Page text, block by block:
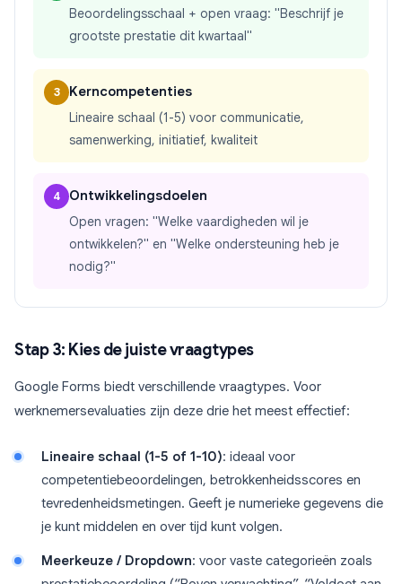
Beoordelingsschaal + open vraag: "Beschrijf je
grootste prestatie dit kwartaal"
3
Kerncompetenties
Lineaire schaal (1-5) voor communicatie,
samenwerking, initiatief, kwaliteit
4
Ontwikkelingsdoelen
Open vragen: "Welke vaardigheden wil je
ontwikkelen?" en "Welke ondersteuning heb je
nodig?"
Stap 3: Kies de juiste vraagtypes
Google Forms biedt verschillende vraagtypes. Voor
werknemersevaluaties zijn deze drie het meest effectief:
Lineaire schaal (1-5 of 1-10): ideaal voor
competentiebeoordelingen, betrokkenheidsscores en
tevredenheidsmetingen. Geeft je numerieke gegevens die
je kunt middelen en over tijd kunt volgen.
Meerkeuze / Dropdown: voor vaste categorieën zoals